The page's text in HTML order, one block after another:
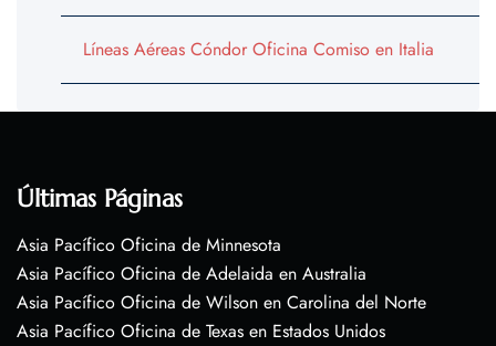
Líneas Aéreas Cóndor Oficina Comiso en Italia
Últimas Páginas
Asia Pacífico Oficina de Minnesota
Asia Pacífico Oficina de Adelaida en Australia
Asia Pacífico Oficina de Wilson en Carolina del Norte
Asia Pacífico Oficina de Texas en Estados Unidos